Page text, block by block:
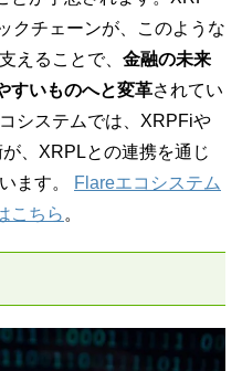
クチェーンが、このような
えることで、 金融の未来
すいものへと変革されてい
システムでは、XRPFiや
、XRPLとの連携を通じ
ます。
Flareエコシステム
こちら 。